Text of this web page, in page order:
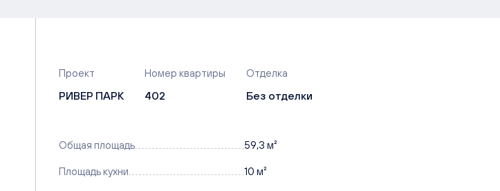
Проект
РИВЕР ПАРК
Номер квартиры
402
Отделка
Без отделки
Общая площадь 59,3 м²
Площадь кухни 10 м²